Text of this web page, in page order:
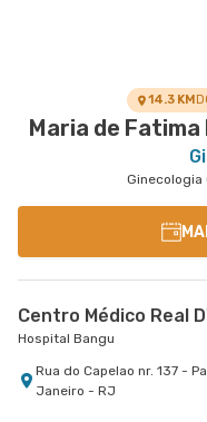
Rua Almirante Baltazar nr.
Cristovao, Rio de Janeiro
Rua da Gloria nr. 122 5°
14.3 KM
Maria de
Ginecologia
Centro Médico Real
Hospital Bangu
Rua do Capelao nr. 137 -
Janeiro - RJ